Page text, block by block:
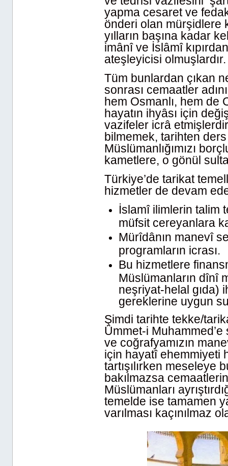
yapma cesaret ve
önderi olan mürşidlere
yılların başına kadar
imânî ve İslâmî
ateşleyicisi olmuşlardır.
Tüm bunlardan çıkan
sonrası cemaatler
hem Osmanlı, hem de
hayatın ihyâsı için
vazifeler icrâ
bilmemek, tarihten
Müslümanlığımızı
kametlere, o gönül
Türkiye’de tarikat
hizmetler de devam
İslamî ilimlerin talim
müfsit cereyanlara
Mürîdânın manevî
programların icrası.
Bu hizmetlere
Müslümanların dînî
neşriyat-helal gıda)
gereklerine uygun
Şimdi tarihte tekke/
Ümmet-i
ve coğrafyamızın
için hayatî ehemmiyeti
tartışılırken meseleye
bakılmazsa
Müslümanları
temelde ise tamamen
varılması kaçınılmaz